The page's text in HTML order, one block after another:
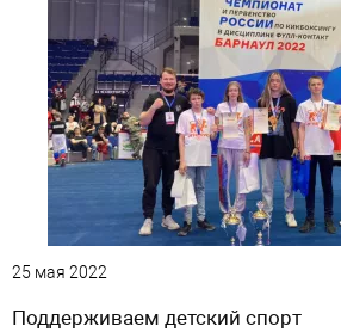
25 мая 2022
Поддерживаем детский спорт